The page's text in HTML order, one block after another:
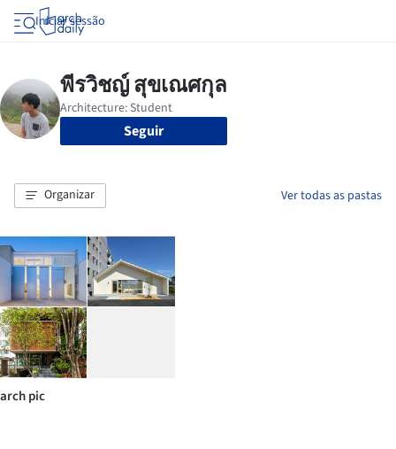
Iniciar sessão
Seguir
Organizar Ver todas as pastas
arch pic